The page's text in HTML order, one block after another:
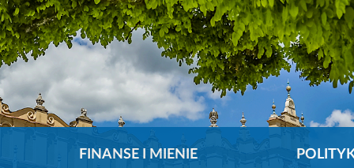
FINANSE I MIENIE